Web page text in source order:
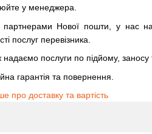
у менеджера.
Нової пошти, у нас
послуг перевізника.
надаємо послуги по підйому, заносу
гарантія та повернення.
про доставку та вартість